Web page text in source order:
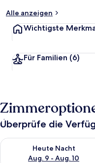
Alle anzeigen
Wichtigste
Für Familien (6)
Überprüfe die
Heute Nacht
Aug. 9 - Aug. 10
Überprüfe die